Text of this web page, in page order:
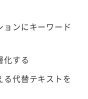
ンにキーワード
化する
代替テキストを